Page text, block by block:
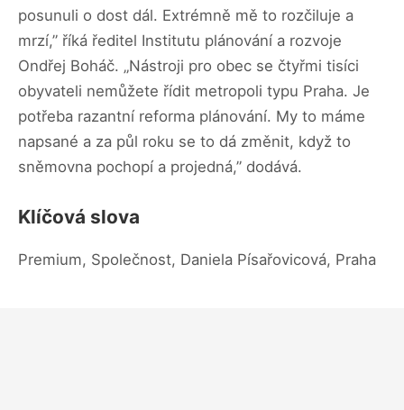
posunuli o dost dál. Extrémně mě to rozčiluje a
mrzí,” říká ředitel Institutu plánování a rozvoje
Ondřej Boháč. „Nástroji pro obec se čtyřmi tisíci
obyvateli nemůžete řídit metropoli typu Praha. Je
potřeba razantní reforma plánování. My to máme
napsané a za půl roku se to dá změnit, když to
sněmovna pochopí a projedná,” dodává.
Klíčová slova
Premium, Společnost, Daniela Písařovicová, Praha